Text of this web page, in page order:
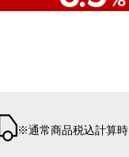
※通常商品税込計算時